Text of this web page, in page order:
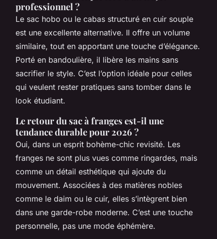
professionnel ?
Le sac hobo ou le cabas structuré en cuir souple
est une excellente alternative. Il offre un volume
similaire, tout en apportant une touche d’élégance.
Porté en bandoulière, il libère les mains sans
sacrifier le style. C’est l’option idéale pour celles
qui veulent rester pratiques sans tomber dans le
look étudiant.
Le retour du sac à franges est-il une
tendance durable pour 2026 ?
Oui, dans un esprit bohème-chic revisité. Les
franges ne sont plus vues comme ringardes, mais
comme un détail esthétique qui ajoute du
mouvement. Associées à des matières nobles
comme le daim ou le cuir, elles s’intègrent bien
dans une garde-robe moderne. C’est une touche
personnelle, pas une mode éphémère.